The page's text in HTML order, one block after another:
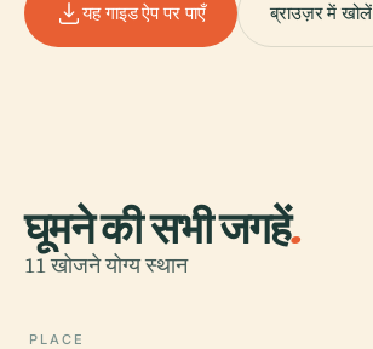
यह गाइड ऐप पर पाएँ ब्राउज़र में खोलें
घूमने की सभी जगहें.
11 खोजने योग्य स्थान
PLACE